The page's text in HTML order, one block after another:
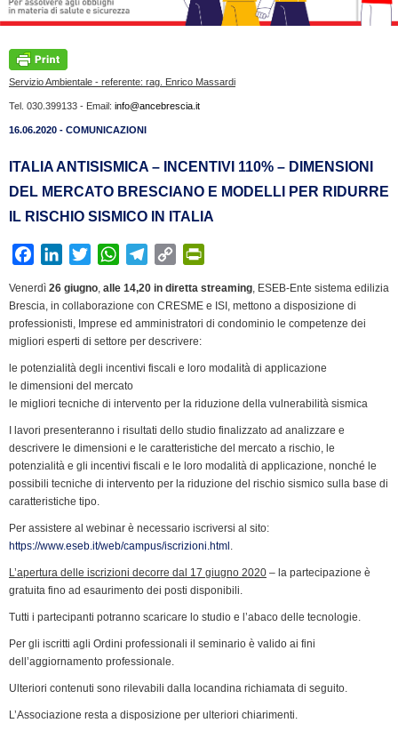
Servizio Ambientale - referente: rag. Enrico Massardi
Tel. 030.399133 - Email: info@ancebrescia.it
16.06.2020 - COMUNICAZIONI
ITALIA ANTISISMICA – INCENTIVI 110% – DIMENSIONI
DEL MERCATO BRESCIANO E MODELLI PER RIDURRE
IL RISCHIO SISMICO IN ITALIA
c
e
b
o
o
k
n
k
e
d
I
n
i
t
e
r
W
a
t
s
p
p
l
e
g
r
m
C
p
y
L
k
i
n
i
e
n
d
l
Venerdì 26 giugno, alle 14,20 in diretta streaming, ESEB-Ente sistema edilizia
Brescia, in collaborazione con CRESME e ISI, mettono a disposizione di
professionisti, Imprese ed amministratori di condominio le competenze dei
migliori esperti di settore per descrivere:
le potenzialità degli incentivi fiscali e loro modalità di applicazione
le dimensioni del mercato
le migliori tecniche di intervento per la riduzione della vulnerabilità sismica
I lavori presenteranno i risultati dello studio finalizzato ad analizzare e
descrivere le dimensioni e le caratteristiche del mercato a rischio, le
potenzialità e gli incentivi fiscali e le loro modalità di applicazione, nonché le
possibili tecniche di intervento per la riduzione del rischio sismico sulla base di
caratteristiche tipo.
Per assistere al webinar è necessario iscriversi al sito:
https://www.eseb.it/web/campus/iscrizioni.html.
L’apertura delle iscrizioni decorre dal 17 giugno 2020 – la partecipazione è
gratuita fino ad esaurimento dei posti disponibili.
Tutti i partecipanti potranno scaricare lo studio e l’abaco delle tecnologie.
Per gli iscritti agli Ordini professionali il seminario è valido ai fini
dell’aggiornamento professionale.
Ulteriori contenuti sono rilevabili dalla locandina richiamata di seguito.
L’Associazione resta a disposizione per ulteriori chiarimenti.